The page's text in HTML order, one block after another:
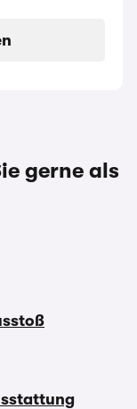
gerne als